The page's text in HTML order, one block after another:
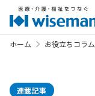
ホーム お役立ちコラム
連載記事